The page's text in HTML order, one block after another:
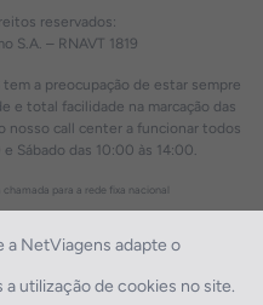
a NetViagens adapte o
utilização de cookies no site.
reservados:
S.A. – RNAVT 1819
a preocupação de estar sempre
e total facilidade na marcação das
nosso call center a funcionar todos
Sábado das 10:00 às 14:00.
chamada para a rede fixa nacional